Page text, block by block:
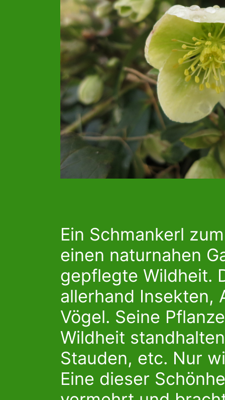
Ein Schmankerl
einen naturnahen
gepflegte Wildheit.
allerhand Insekten,
Vögel. Seine
Wildheit
Stauden, etc. Nur
Eine dieser